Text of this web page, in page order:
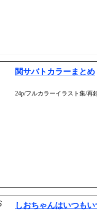
関サバトカラーまとめ
24p/フルカラーイラスト集/再
しおちゃんはいつも